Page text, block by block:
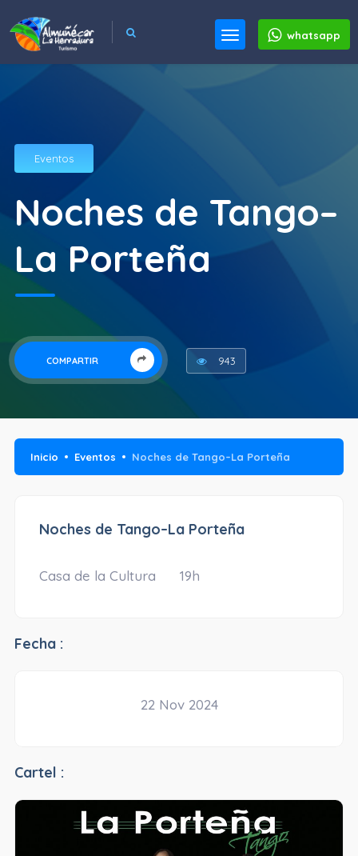
whatsapp
Eventos
Noches de Tango–
La Porteña
COMPARTIR 943
Inicio Eventos Noches de Tango–La Porteña
Noches de Tango–La Porteña
Casa de la Cultura 19h
Fecha :
22 Nov 2024
Cartel :